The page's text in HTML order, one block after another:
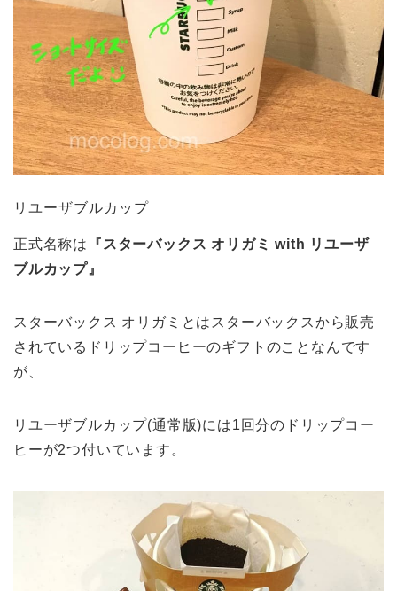
リユーザブルカップ
正式名称は
『スターバックス オリガミ with リユーザ
ブルカップ』
スターバックス オリガミとはスターバックスから販売
されているドリップコーヒーのギフトのことなんです
が、
リユーザブルカップ(通常版)には1回分のドリップコー
ヒーが2つ付いています。